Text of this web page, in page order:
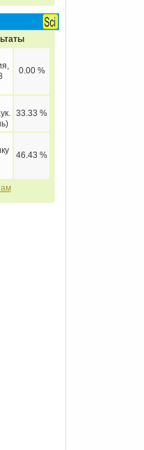
0.00 %
33.33 %
46.43 %